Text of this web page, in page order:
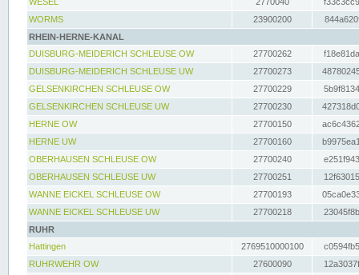
WORMS
23900200
RHEIN-HERNE-KANAL
DUISBURG-MEIDERICH SCHLEUSE OW
27700262
DUISBURG-MEIDERICH SCHLEUSE UW
27700273
GELSENKIRCHEN SCHLEUSE OW
27700229
GELSENKIRCHEN SCHLEUSE UW
27700230
HERNE OW
27700150
HERNE UW
27700160
OBERHAUSEN SCHLEUSE OW
27700240
OBERHAUSEN SCHLEUSE UW
27700251
WANNE EICKEL SCHLEUSE OW
27700193
WANNE EICKEL SCHLEUSE UW
27700218
RUHR
Hattingen
2769510000100
RUHRWEHR OW
27600090